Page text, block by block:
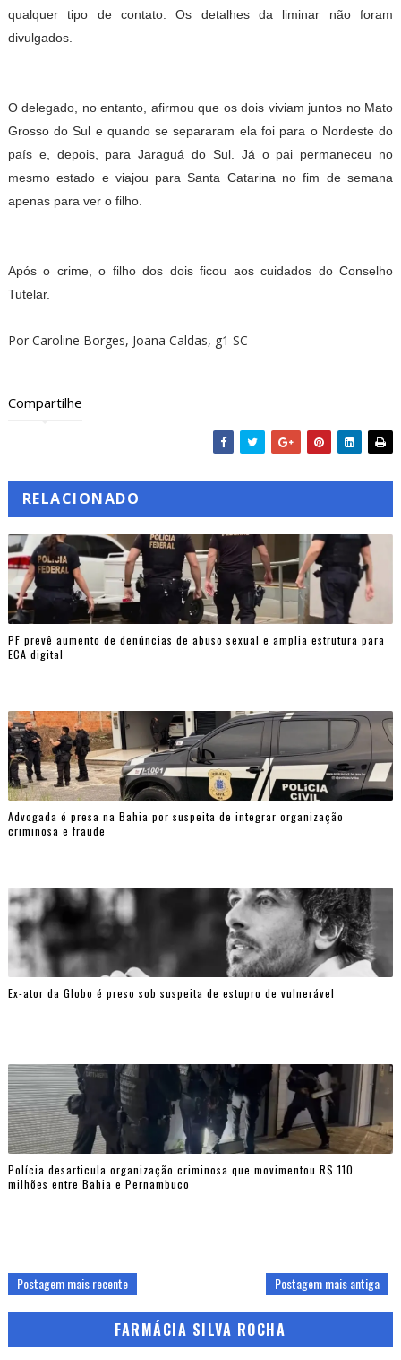
qualquer tipo de contato. Os detalhes da liminar não foram
divulgados.
O delegado, no entanto, afirmou que os dois viviam juntos no Mato
Grosso do Sul e quando se separaram ela foi para o Nordeste do
país e, depois, para Jaraguá do Sul. Já o pai permaneceu no
mesmo estado e viajou para Santa Catarina no fim de semana
apenas para ver o filho.
Após o crime, o filho dos dois ficou aos cuidados do Conselho
Tutelar.
Por Caroline Borges, Joana Caldas, g1 SC
Compartilhe
RELACIONADO
PF prevê aumento de denúncias de abuso sexual e amplia estrutura para
ECA digital
Advogada é presa na Bahia por suspeita de integrar organização
criminosa e fraude
Ex-ator da Globo é preso sob suspeita de estupro de vulnerável
Polícia desarticula organização criminosa que movimentou R$ 110
milhões entre Bahia e Pernambuco
Postagem mais recente Postagem mais antiga
FARMÁCIA SILVA ROCHA